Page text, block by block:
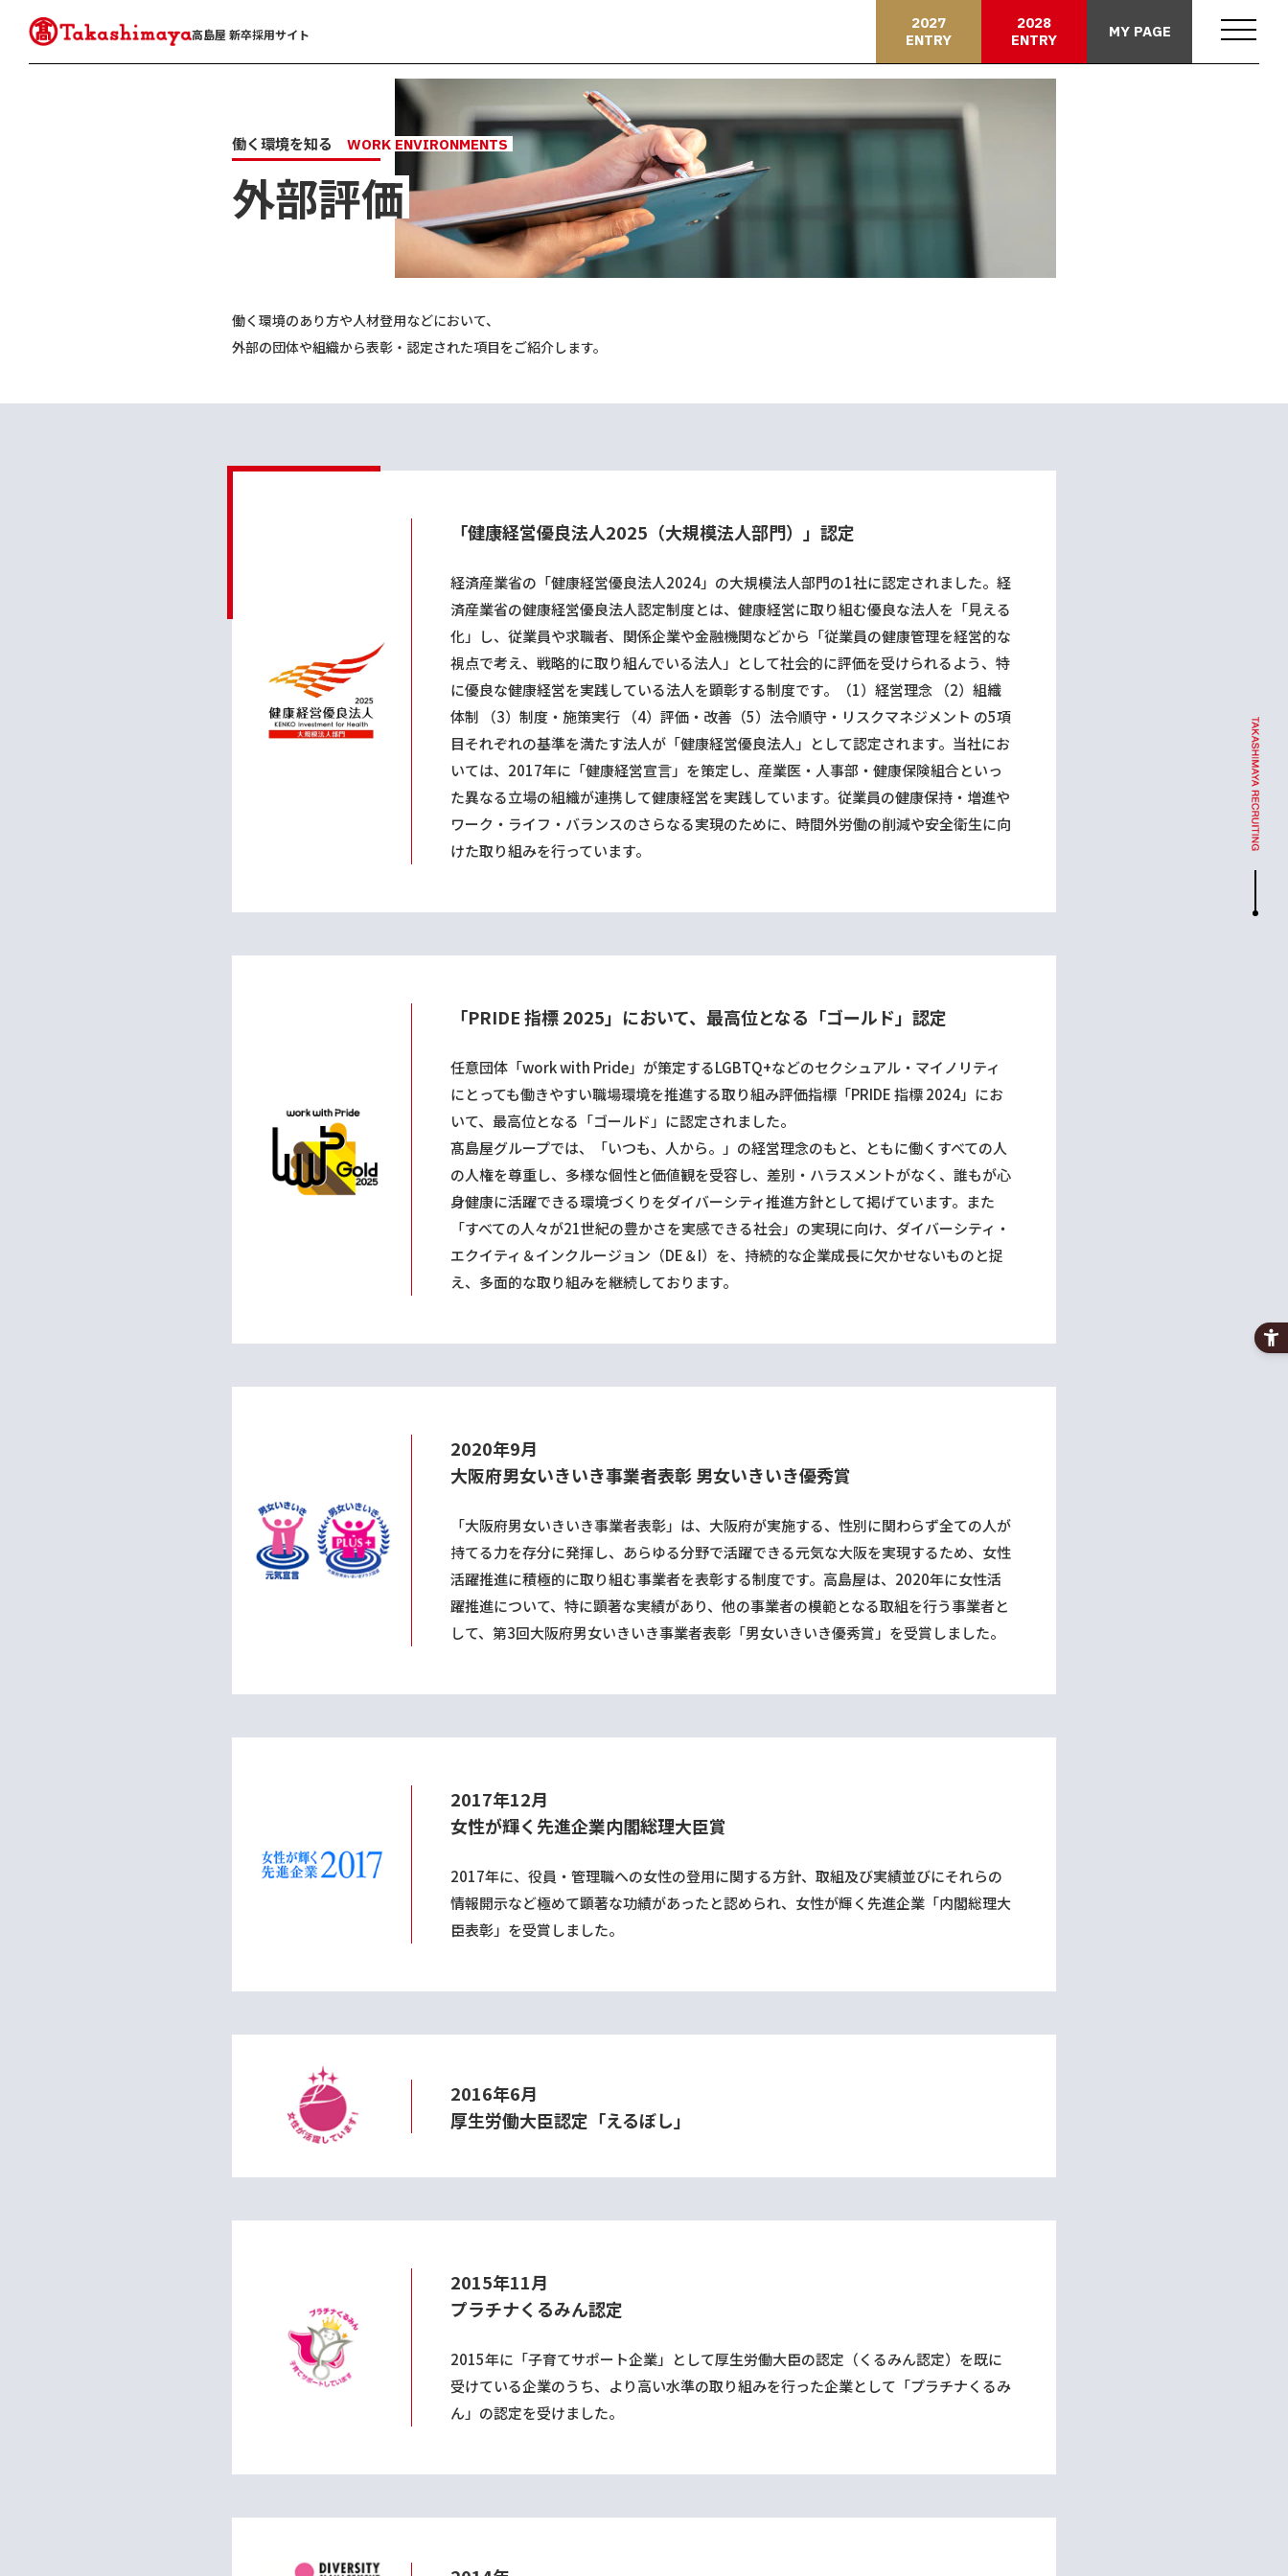
高島屋 新卒採用サイト
2027
ENTRY
2028
ENTRY
MY PAGE
働く環境を知る WORK ENVIRONMENTS
外部評価
働く環境のあり方や人材登用などにおいて、
外部の団体や組織から表彰・認定された項目をご紹介します。
「健康経営優良法⼈2025 （⼤規模法⼈部⾨）」認定
経済産業省の「健康経営優良法⼈2024」の⼤規模法⼈部⾨の1社に認定されました。経
済産業省の健康経営優良法⼈認定制度とは、健康経営に取り組む優良な法⼈を「⾒える
化」し、従業員や求職者、関係企業や⾦融機関などから「従業員の健康管理を経営的な
視点で考え、戦略的に取り組んでいる法⼈」として社会的に評価を受けられるよう、特
に優良な健康経営を実践している法⼈を顕彰する制度です。（1）経営理念 （2）組織
体制 （3）制度・施策実⾏ （4）評価・改善（5）法令順守・リスクマネジメント の5項
⽬それぞれの基準を満たす法⼈が「健康経営優良法⼈」として認定されます。当社にお
いては、2017年に「健康経営宣⾔」を策定し、産業医・⼈事部・健康保険組合といっ
た異なる⽴場の組織が連携して健康経営を実践しています。従業員の健康保持・増進や
ワーク・ライフ・バランスのさらなる実現のために、時間外労働の削減や安全衛⽣に向
けた取り組みを⾏っています。
「PRIDE 指標 2025」において、最高位となる「ゴールド」認定
任意団体「work with Pride」が策定するLGBTQ+などのセクシュアル・マイノリティ
にとっても働きやすい職場環境を推進する取り組み評価指標「PRIDE 指標 2024」にお
いて、最高位となる「ゴールド」に認定されました。
髙島屋グループでは、「いつも、人から。」の経営理念のもと、ともに働くすべての人
の人権を尊重し、多様な個性と価値観を受容し、差別・ハラスメントがなく、誰もが心
身健康に活躍できる環境づくりをダイバーシティ推進方針として掲げています。また
「すべての人々が21世紀の豊かさを実感できる社会」の実現に向け、ダイバーシティ・
エクイティ＆インクルージョン（DE＆I）を、持続的な企業成長に欠かせないものと捉
え、多面的な取り組みを継続しております。
2020年9⽉
⼤阪府男⼥いきいき事業者表彰男⼥いきいき優秀賞
「⼤阪府男⼥いきいき事業者表彰」は、⼤阪府が実施する、性別に関わらず全ての⼈が
持てる⼒を存分に発揮し、あらゆる分野で活躍できる元気な⼤阪を実現するため、⼥性
活躍推進に積極的に取り組む事業者を表彰する制度です。⾼島屋は、2020年に⼥性活
躍推進について、特に顕著な実績があり、他の事業者の模範となる取組を⾏う事業者と
して、第3回⼤阪府男⼥いきいき事業者表彰「男⼥いきいき優秀賞」を受賞しました。
2017年12⽉
⼥性が輝く先進企業内閣総理⼤⾂賞
2017年に、役員・管理職への⼥性の登⽤に関する⽅針、取組及び実績並びにそれらの
情報開⽰など極めて顕著な功績があったと認められ、⼥性が輝く先進企業「内閣総理⼤
⾂表彰」を受賞しました。
2016年6⽉
厚⽣労働⼤⾂認定「えるぼし」
2015年11⽉
プラチナくるみん認定
2015年に「子育てサポート企業」として厚生労働大臣の認定（くるみん認定）を既に
受けている企業のうち、より高い水準の取り組みを行った企業として「プラチナくるみ
ん」の認定を受けました。